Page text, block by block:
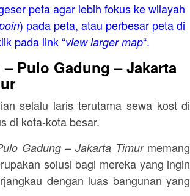
peta agar lebih fokus ke wilayah
) pada peta, atau perbesar peta di
pada link “view larger map“.
Pulo Gadung – Jakarta
selalu laris terutama sewa kost di
di kota-kota besar.
Gadung – Jakarta Timurmemang
solusi bagi mereka yang ingin
dengan luas bangunan yang